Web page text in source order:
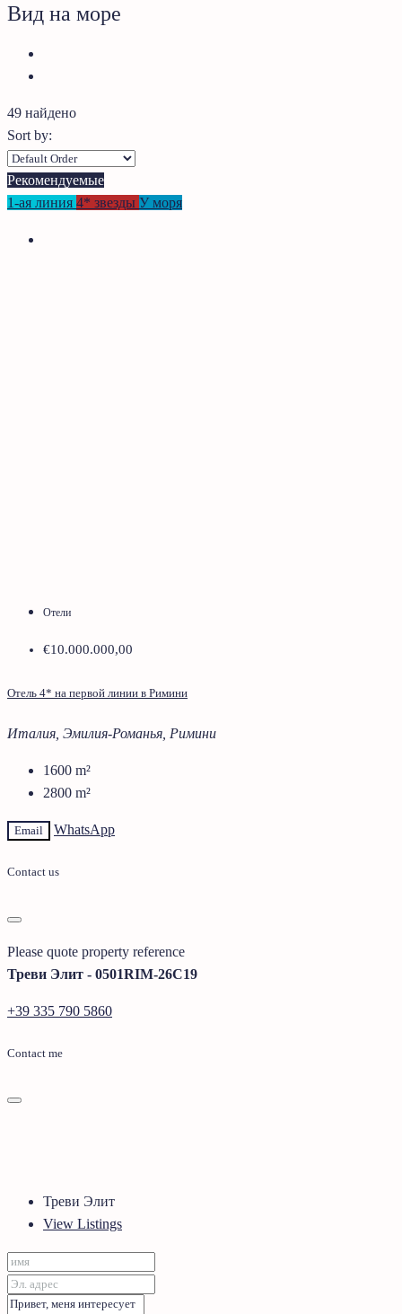
Вид на море
49 найдено
Sort by:
Рекомендуемые
1-ая линия 4* звезды У моря
Отели
€10.000.000,00
Отель 4* на первой линии в Римини
Италия, Эмилия-Романья, Римини
1600 m²
2800 m²
Email WhatsApp
Contact us
Please quote property reference
Треви Элит - 0501RIM-26C19
+39 335 790 5860
Contact me
Треви Элит
View Listings